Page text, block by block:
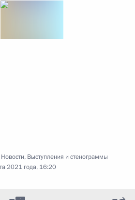
Новости, Выступления и стенограммы
2021 года, 16:20